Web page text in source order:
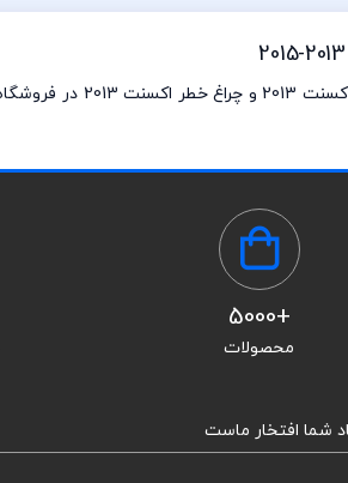
+5000
محصولات
شما افتخار ماست